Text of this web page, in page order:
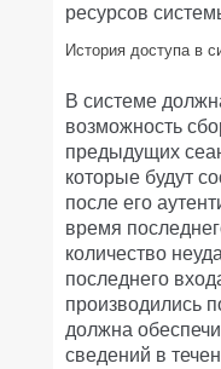
ресурсов
История доступа в
В системе
возможность
предыдущих
которые будут
после его
время
количество
последнего
производились
должна
сведений в